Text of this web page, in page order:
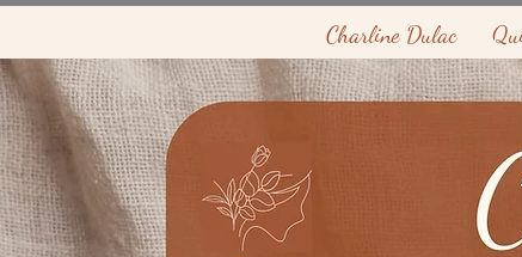
Charline Dulac